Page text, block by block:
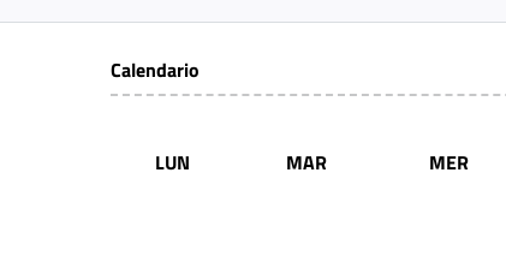
Calendario
LUN MAR MER